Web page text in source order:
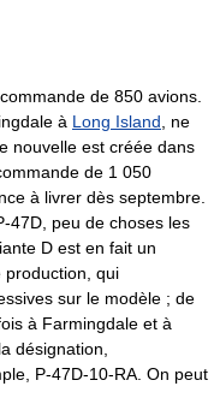
de 850 avions.
à Long Island , ne
nouvelle est créée dans
de 1 050
à livrer dès septembre.
47D, peu de choses les
D est en fait un
production, qui
sur le modèle ; de
à Farmingdale et à
désignation,
P-47D-10-RA. On peut